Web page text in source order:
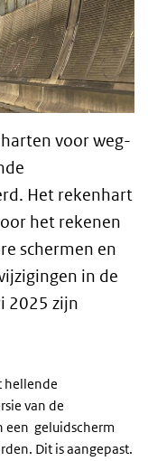
voor weg-
Het rekenhart
het rekenen
schermen en
in de
2025 zijn
hellende
van de
een geluidscherm
Dit is aangepast.